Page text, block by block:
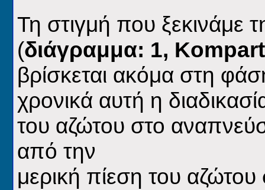
Τη στιγμή που ξεκινάμε
(διάγραμμα: 1,
βρίσκεται ακόμα στη
χρονικά αυτή η
του αζώτου στο
από την
μερική πίεση του αζώτου